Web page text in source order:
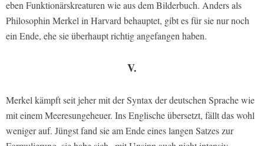
eben Funktionärskreaturen wie aus dem Bilderbuch. Anders als
Philosophin Merkel in Harvard behauptet, gibt es für sie nur noch
ein Ende, ehe sie überhaupt richtig angefangen haben.
V.
Merkel kämpft seit jeher mit der Syntax der deutschen Sprache wie
mit einem Meeresungeheuer. Ins Englische übersetzt, fällt das wohl
weniger auf. Jüngst fand sie am Ende eines langen Satzes zur